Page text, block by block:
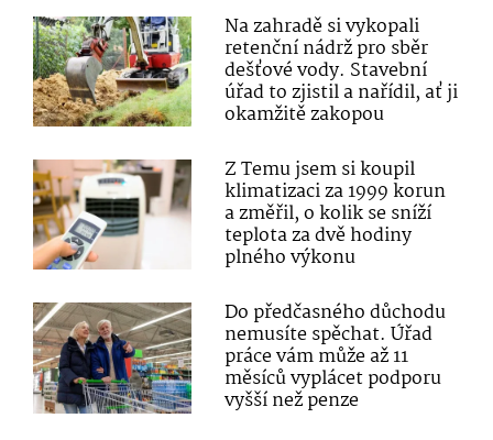
Na zahradě si vykopali
retenční nádrž pro sběr
dešťové vody. Stavební
úřad to zjistil a nařídil, ať ji
okamžitě zakopou
Z Temu jsem si koupil
klimatizaci za 1999 korun
a změřil, o kolik se sníží
teplota za dvě hodiny
plného výkonu
Do předčasného důchodu
nemusíte spěchat. Úřad
práce vám může až 11
měsíců vyplácet podporu
vyšší než penze